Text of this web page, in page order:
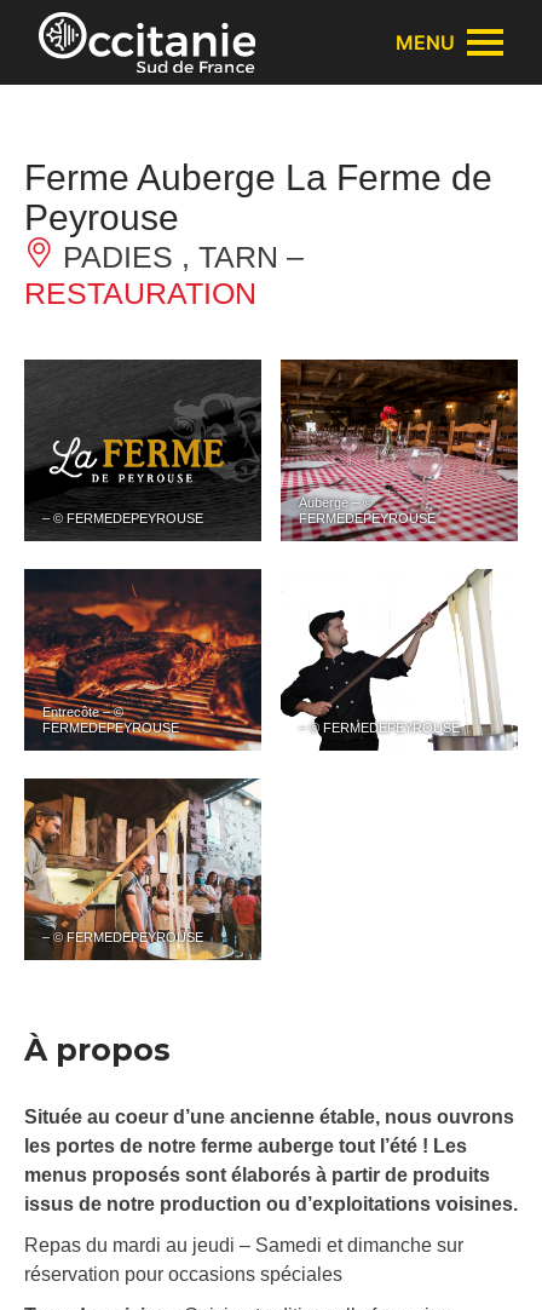
Panneau de gestion des cookies
MENU
Ferme Auberge La Ferme de
Peyrouse
PADIES , TARN –
RESTAURATION
– © FERMEDEPEYROUSE
Auberge – ©
FERMEDEPEYROUSE
Entrecôte – ©
FERMEDEPEYROUSE
– © FERMEDEPEYROUSE
– © FERMEDEPEYROUSE
À propos
Située au coeur d’une ancienne étable, nous ouvrons
les portes de notre ferme auberge tout l’été ! Les
menus proposés sont élaborés à partir de produits
issus de notre production ou d’exploitations voisines.
Repas du mardi au jeudi – Samedi et dimanche sur
réservation pour occasions spéciales